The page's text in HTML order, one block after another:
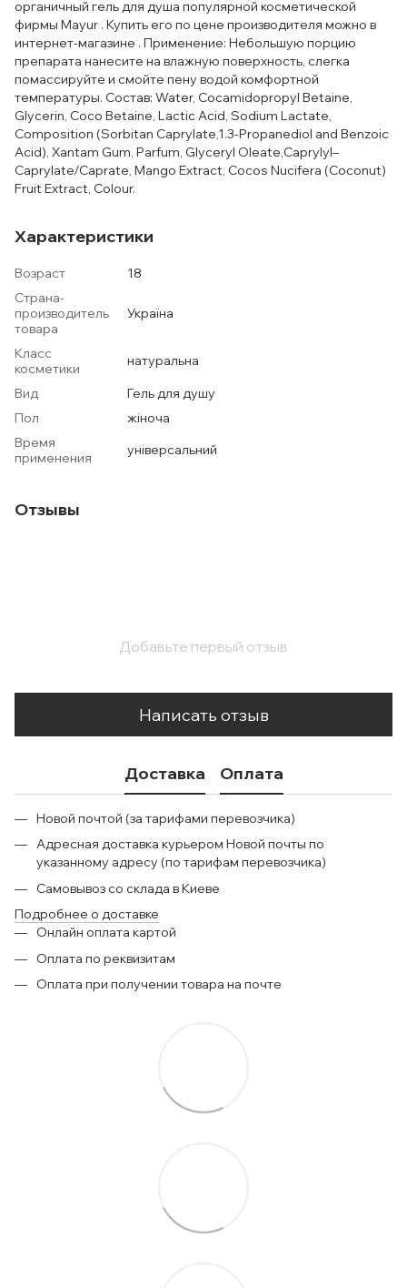
органичный гель для душа популярной косметической
фирмы Mayur . Купить его по цене производителя можно в
интернет-магазине . Применение: Небольшую порцию
препарата нанесите на влажную поверхность, слегка
помассируйте и смойте пену водой комфортной
температуры. Состав: Water, Cocamidopropyl Betaine,
Glycerin, Coco Betaine, Lactic Acid, Sodium Lactate,
Composition (Sorbitan Caprylate,1.3-Propanediol and Benzoic
Acid), Xantam Gum, Parfum, Glyceryl Oleate,Caprylyl–
Caprylate/Caprate, Mango Extract, Cocos Nucifera (Coconut)
Fruit Extract, Colour.
Характеристики
Возраст
18
Страна-
производитель
товара
Україна
Класс
косметики
натуральна
Вид
Гель для душу
Пол
жіноча
Время
применения
універсальний
Отзывы
Добавьте первый отзыв
Написать отзыв
Доставка Оплата
Новой почтой (за тарифами перевозчика)
Адресная доставка курьером Новой почты по
указанному адресу (по тарифам перевозчика)
Самовывоз со склада в Киеве
Подробнее о доставке
Онлайн оплата картой
Оплата по реквизитам
Оплата при получении товара на почте